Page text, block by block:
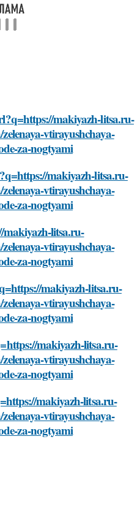
makiyazh-litsa.ru-
vtirayushchaya-
za-nogtyami
makiyazh-litsa.ru-
vtirayushchaya-
za-nogtyami
makiyazh-litsa.ru-
vtirayushchaya-
za-nogtyami
makiyazh-litsa.ru-
vtirayushchaya-
za-nogtyami
makiyazh-litsa.ru-
vtirayushchaya-
za-nogtyami
makiyazh-litsa.ru-
vtirayushchaya-
za-nogtyami